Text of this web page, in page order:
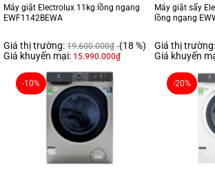
Máy giặt Electrolux 11kg lồng ngang
EWF1142BEWA
Giá thị trường: 19.600.000₫ (18 %)
Giá khuyến mại: 15.990.000₫
Máy giặt sấy
lồng ngang
Giá thị trường:
Giá khuyến
-10% -20%